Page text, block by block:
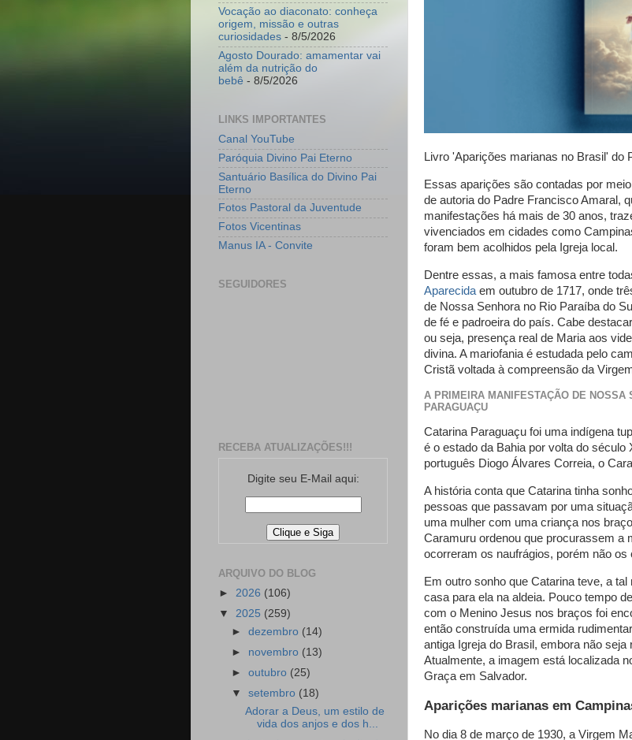
Livro 'Aparições marianas no Brasil' do
Essas aparições são contadas por
de autoria do Padre Francisco Amaral,
manifestações há mais de 30 anos,
vivenciados em cidades como
foram bem acolhidos pela Igreja local.
Dentre essas, a mais famosa entre
Aparecida em outubro de 1717, onde
de Nossa Senhora no Rio Paraíba do
de fé e padroeira do país. Cabe
ou seja, presença real de Maria aos
divina. A mariofania é estudada pelo
Cristã voltada à compreensão da
A PRIMEIRA MANIFESTAÇÃO DE NOSSA
PARAGUAÇU
Catarina Paraguaçu foi uma indígena
é o estado da Bahia por volta do
português Diogo Álvares Correia, o
A história conta que Catarina tinha
pessoas que passavam por uma
uma mulher com uma criança nos
Caramuru ordenou que procurassem a
ocorreram os naufrágios, porém não os
Em outro sonho que Catarina teve, a
casa para ela na aldeia. Pouco tempo
com o Menino Jesus nos braços foi
então construída uma ermida
antiga Igreja do Brasil, embora não
Atualmente, a imagem está localizada
Graça em Salvador.
Aparições marianas em
No dia 8 de março de 1930, a Virgem
Vocação ao diaconato: conheça
origem, missão e outras
curiosidades - 8/5/2026
Agosto Dourado: amamentar vai
além da nutrição do
bebê - 8/5/2026
LINKS IMPORTANTES
Canal YouTube
Paróquia Divino Pai Eterno
Santuário Basílica do Divino Pai
Eterno
Fotos Pastoral da Juventude
Fotos Vicentinas
Manus IA - Convite
SEGUIDORES
RECEBA ATUALIZAÇÕES!!!
Digite seu E-Mail aqui:
ARQUIVO DO BLOG
► 2026 (106)
▼ 2025 (259)
►dezembro (14)
► novembro (13)
►outubro (25)
▼setembro (18)
Adorar a Deus, um estilo de
vida dos anjos e dos h...